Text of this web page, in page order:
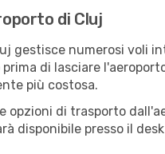
di Cluj
gestisce numerosi voli
di lasciare
più costosa.
opzioni di trasporto
disponibile presso il